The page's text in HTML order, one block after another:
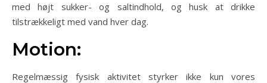
med højt sukker- og saltindhold, og husk at drikke
tilstrækkeligt med vand hver dag.
Motion:
Regelmæssig fysisk aktivitet styrker ikke kun vores